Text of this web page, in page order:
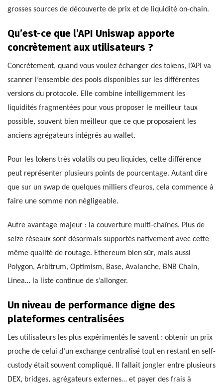
grosses sources de découverte de prix et de liquidité on-chain.
Qu’est-ce que l’API Uniswap apporte
concrètement aux utilisateurs ?
Concrètement, quand vous voulez échanger des tokens, l’API va
scanner l’ensemble des pools disponibles sur les différentes
versions du protocole. Elle combine intelligemment les
liquidités fragmentées pour vous proposer le meilleur taux
possible, souvent bien meilleur que ce que proposaient les
anciens agrégateurs intégrés au wallet.
Pour les tokens très volatils ou peu liquides, cette différence
peut représenter plusieurs points de pourcentage. Autant dire
que sur un swap de quelques milliers d’euros, cela commence à
faire une somme non négligeable.
Autre avantage majeur : la couverture multi-chaînes. Plus de
seize réseaux sont désormais supportés nativement avec cette
même qualité de routage. Ethereum bien sûr, mais aussi
Polygon, Arbitrum, Optimism, Base, Avalanche, BNB Chain,
Linea… la liste continue de s’allonger.
Un niveau de performance digne des
plateformes centralisées
Les utilisateurs les plus expérimentés le savent : obtenir un prix
proche de celui d’un exchange centralisé tout en restant en self-
custody était souvent compliqué. Il fallait jongler entre plusieurs
DEX, bridges, agrégateurs externes… et payer des frais à